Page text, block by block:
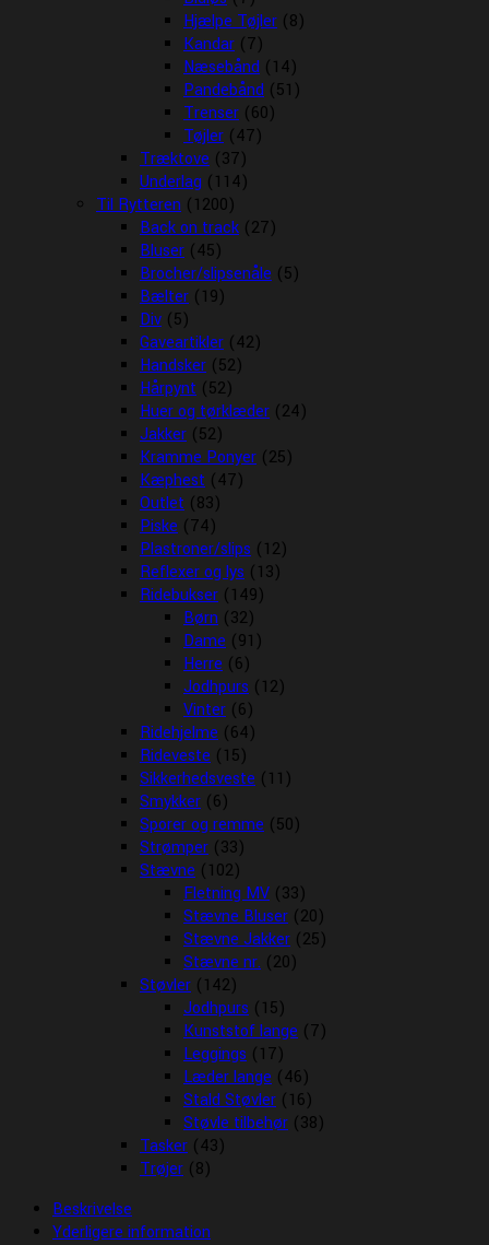
Hjælpe Tøjler (8)
Kandar (7)
Næsebånd (14)
Pandebånd (51)
Trenser (60)
Tøjler (47)
Træktove (37)
Underlag (114)
Til Rytteren (1200)
Back on track (27)
Bluser (45)
Brocher/slipsenåle (5)
Bælter (19)
Div (5)
Gaveartikler (42)
Handsker (52)
Hårpynt (52)
Huer og tørklæder (24)
Jakker (52)
Kramme Ponyer (25)
Kæphest (47)
Outlet (83)
Piske (74)
Plastroner/slips (12)
Reflexer og lys (13)
Ridebukser (149)
Børn (32)
Dame (91)
Herre (6)
Jodhpurs (12)
Vinter (6)
Ridehjelme (64)
Rideveste (15)
Sikkerhedsveste (11)
Smykker (6)
Sporer og remme (50)
Strømper (33)
Stævne (102)
Fletning MV (33)
Stævne Bluser (20)
Stævne Jakker (25)
Stævne nr. (20)
Støvler (142)
Jodhpurs (15)
Kunststof lange (7)
Leggings (17)
Læder lange (46)
Stald Støvler (16)
Støvle tilbehør (38)
Tasker (43)
Trøjer (8)
Beskrivelse
Yderligere information